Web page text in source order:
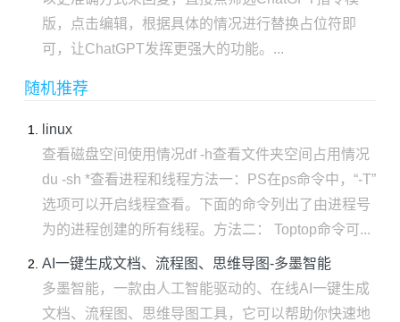
版，点击编辑，根据具体的情况进行替换占位符即
可，让ChatGPT发挥更强大的功能。...
随机推荐
linux
查看磁盘空间使用情况df -h查看文件夹空间占用情况
du -sh *查看进程和线程方法一：PS在ps命令中，“-T”
选项可以开启线程查看。下面的命令列出了由进程号
为的进程创建的所有线程。方法二： Toptop命令可...
AI一键生成文档、流程图、思维导图-多墨智能
多墨智能，一款由人工智能驱动的、在线AI一键生成
文档、流程图、思维导图工具，它可以帮助你快速地